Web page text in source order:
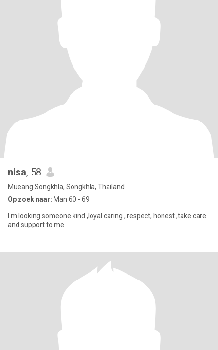
nisa, 58
Mueang Songkhla, Songkhla, Thailand
Op zoek naar: Man 60 - 69
I m looking someone kind ,loyal caring , respect, honest ,take care
and support to me